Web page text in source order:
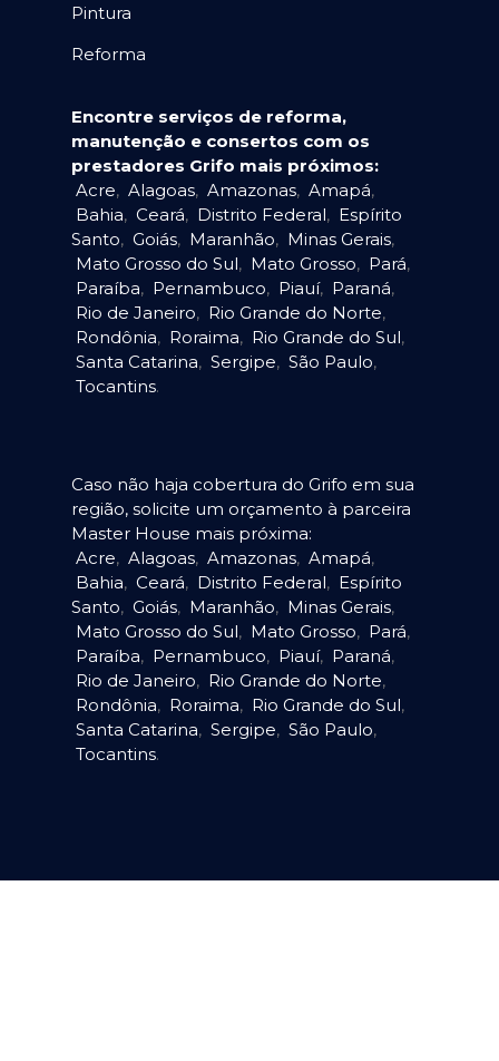
Pintura
Reforma
Encontre serviços de reforma,
manutenção e consertos com os
prestadores Grifo mais próximos:
Acre, Alagoas, Amazonas, Amapá,
Bahia, Ceará, Distrito Federal, Espírito
Santo, Goiás, Maranhão, Minas Gerais,
Mato Grosso do Sul, Mato Grosso, Pará,
Paraíba, Pernambuco, Piauí, Paraná,
Rio de Janeiro, Rio Grande do Norte,
Rondônia, Roraima, Rio Grande do Sul,
Santa Catarina, Sergipe, São Paulo,
Tocantins.
Caso não haja cobertura do Grifo em sua
região, solicite um orçamento à parceira
Master House mais próxima:
Acre, Alagoas, Amazonas, Amapá,
Bahia, Ceará, Distrito Federal, Espírito
Santo, Goiás, Maranhão, Minas Gerais,
Mato Grosso do Sul, Mato Grosso, Pará,
Paraíba, Pernambuco, Piauí, Paraná,
Rio de Janeiro, Rio Grande do Norte,
Rondônia, Roraima, Rio Grande do Sul,
Santa Catarina, Sergipe, São Paulo,
Tocantins.